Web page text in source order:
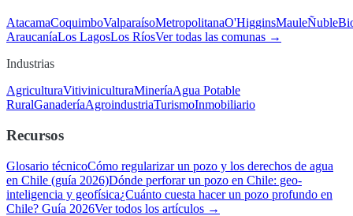
AtacamaCoquimboValparaísoMetropolitanaO'HigginsMauleÑuble
AraucaníaLos LagosLos RíosVer todas las comunas →
Industrias
AgriculturaVitiviniculturaMineríaAgua Potable
RuralGanaderíaAgroindustriaTurismoInmobiliario
Recursos
Glosario técnicoCómo regularizar un pozo y los derechos de agua
en Chile (guía 2026)Dónde perforar un pozo en Chile: geo-
inteligencia y geofísica¿Cuánto cuesta hacer un pozo profundo en
Chile? Guía 2026Ver todos los artículos →